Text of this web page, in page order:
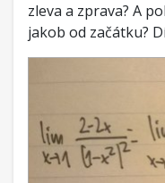
zleva a zprava? A
jakob od začátku?